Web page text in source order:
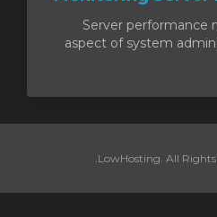
Server performance
aspect of system